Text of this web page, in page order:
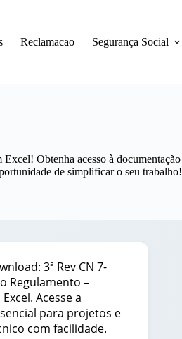
Reclamacao Segurança Social
Obtenha acesso à documentação
de simplificar o seu trabalho!
3ª Rev CN 7-
Regulamento –
Acesse a
para projetos e
com facilidade.